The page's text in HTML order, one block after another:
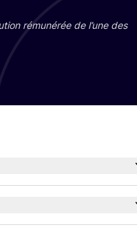
rému­né­rée de l’une des